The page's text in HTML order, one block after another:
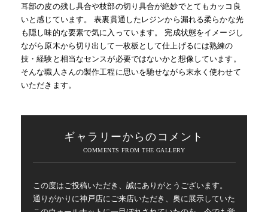
耳部の皮の残し具合や枝部の切り具合が絶妙でとてもカッコ良
いと感じています。 表裏貫通したレジンから漏れる柔らかな光
も隠し味的な要素で気に入っています。 完成状態をイメージし
ながら原木から切り出して一枚板として仕上げるには熟練の
技・経験と相当なセンスが必要ではないかと想像しています。
そんな職人さんの製作工程に思いを馳せながら末永く使わせて
いただきます。
ギャラリーからのコメント
この度はご投稿いただき、誠にありがとうございます。
通りがかりに神戸店にご来店いただき、奥に展示していた